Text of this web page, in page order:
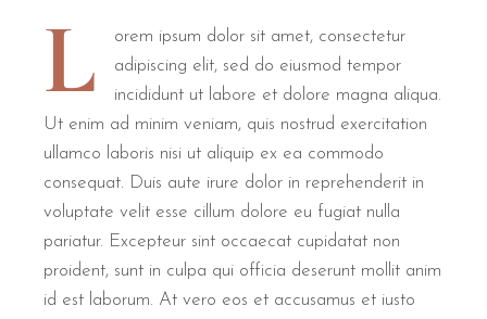
L
orem ipsum dolor sit amet, consectetur
adipiscing elit, sed do eiusmod tempor
incididunt ut labore et dolore magna aliqua.
Ut enim ad minim veniam, quis nostrud exercitation
ullamco laboris nisi ut aliquip ex ea commodo
consequat. Duis aute irure dolor in reprehenderit in
voluptate velit esse cillum dolore eu fugiat nulla
pariatur. Excepteur sint occaecat cupidatat non
proident, sunt in culpa qui officia deserunt mollit anim
id est laborum. At vero eos et accusamus et iusto